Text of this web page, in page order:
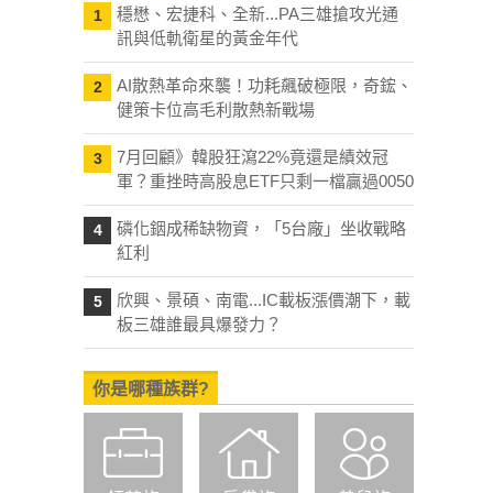
1
穩懋、宏捷科、全新...PA三雄搶攻光通
訊與低軌衛星的黃金年代
2
AI散熱革命來襲！功耗飆破極限，奇鋐、
健策卡位高毛利散熱新戰場
3
7月回顧》韓股狂瀉22%竟還是績效冠
軍？重挫時高股息ETF只剩一檔贏過0050
4
磷化銦成稀缺物資，「5台廠」坐收戰略
紅利
5
欣興、景碩、南電...IC載板漲價潮下，載
板三雄誰最具爆發力？
你是哪種族群?